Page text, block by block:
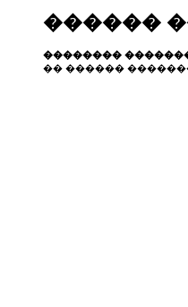
������
��������
�� ������